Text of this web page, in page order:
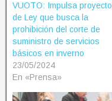
VUOTO: Impulsa proyecto
de Ley que busca la
prohibición del corte de
suministro de servicios
básicos en inverno
23/05/2024
En «Prensa»